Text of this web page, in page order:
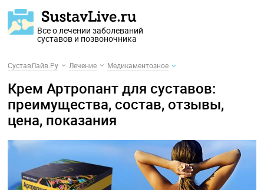
Все о лечении заболеваний
суставов и позвоночника
СуставЛайв.Ру Лечение Медикаментозное
Крем Артропант для суставов:
преимущества, состав, отзывы,
цена, показания